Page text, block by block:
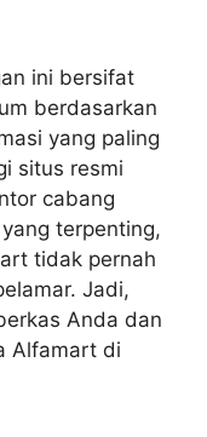
ini bersifat
berdasarkan
yang paling
situs resmi
cabang
terpenting,
tidak pernah
Jadi,
Anda dan
Alfamart di